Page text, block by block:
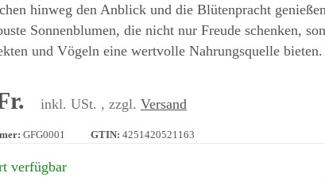
hinweg den Anblick und die Blütenpracht
Sonnenblumen, die nicht nur Freude schenken,
und Vögeln eine wertvolle Nahrungsquelle bieten.
inkl. USt. , zzgl. Versand
GFG0001 GTIN: 4251420521163
verfügbar